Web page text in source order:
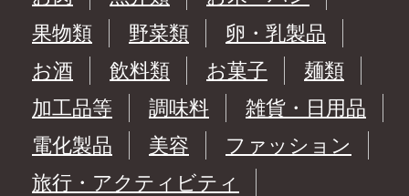
果物類
野菜類
卵・乳製品
お酒
飲料類 お菓子
麺類
加工品等
調味料
雑貨・日用品
電化製品
美容
ファッション
旅行・アクティビティ